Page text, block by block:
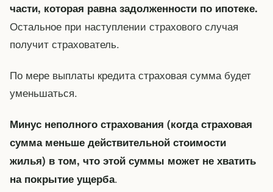
части, которая равна задолженности по ипотеке.
Остальное при наступлении страхового случая
получит страхователь.
По мере выплаты кредита страховая сумма будет
уменьшаться.
Минус неполного страхования (когда страховая
сумма меньше действительной стоимости
жилья) в том, что этой суммы может не хватить
на покрытие ущерба.